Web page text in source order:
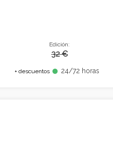
Edición:
32 €
+ descuentos fiber_manual_record 24/72 horas